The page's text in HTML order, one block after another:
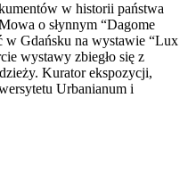
w historii państwa
o słynnym “Dagome
w Gdańsku na wystawie “Lux
wystawy zbiegło się z
Kurator ekspozycji,
Urbanianum i